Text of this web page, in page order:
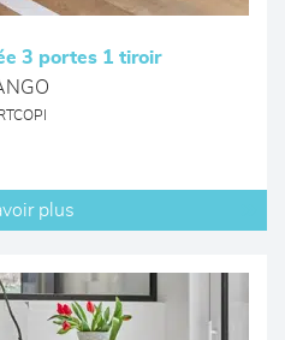
3 portes 1 tiroir
plus